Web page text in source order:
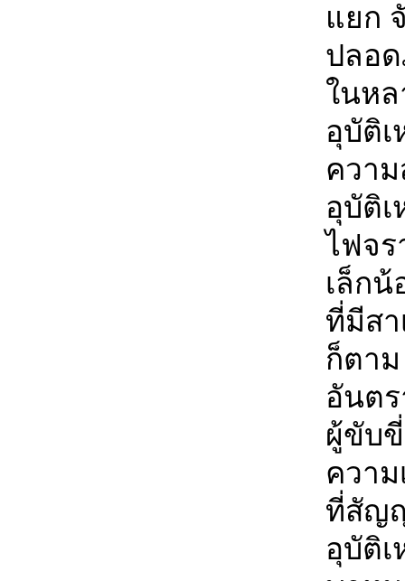
แยก
ปลอ
ในหล
อุบัติ
ความ
อุบัติ
ไฟจร
เล็กน้
ที่มีส
ก็ตา
อันต
ผู้ขับขี่
ควา
ที่สัญ
อุบัติ